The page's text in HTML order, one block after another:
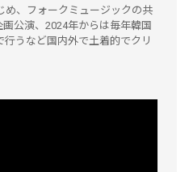
め、フォークミュージックの共
公演、2024年からは毎年韓国
うなど国内外で土着的でクリ